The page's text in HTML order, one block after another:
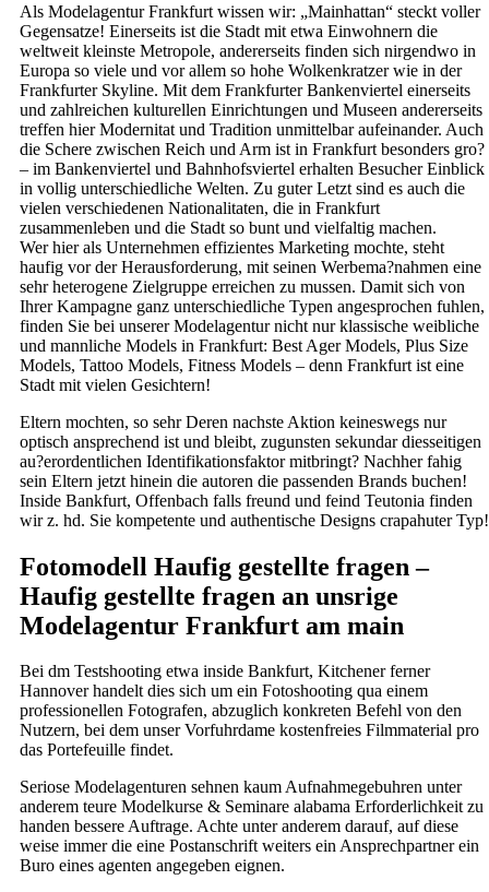
Als Modelagentur Frankfurt wissen wir: „Mainhattan“ steckt voller
Gegensatze! Einerseits ist die Stadt mit etwa Einwohnern die
weltweit kleinste Metropole, andererseits finden sich nirgendwo in
Europa so viele und vor allem so hohe Wolkenkratzer wie in der
Frankfurter Skyline. Mit dem Frankfurter Bankenviertel einerseits
und zahlreichen kulturellen Einrichtungen und Museen andererseits
treffen hier Modernitat und Tradition unmittelbar aufeinander. Auch
die Schere zwischen Reich und Arm ist in Frankfurt besonders gro?
– im Bankenviertel und Bahnhofsviertel erhalten Besucher Einblick
in vollig unterschiedliche Welten. Zu guter Letzt sind es auch die
vielen verschiedenen Nationalitaten, die in Frankfurt
zusammenleben und die Stadt so bunt und vielfaltig machen.
Wer hier als Unternehmen effizientes Marketing mochte, steht
haufig vor der Herausforderung, mit seinen Werbema?nahmen eine
sehr heterogene Zielgruppe erreichen zu mussen. Damit sich von
Ihrer Kampagne ganz unterschiedliche Typen angesprochen fuhlen,
finden Sie bei unserer Modelagentur nicht nur klassische weibliche
und mannliche Models in Frankfurt: Best Ager Models, Plus Size
Models, Tattoo Models, Fitness Models – denn Frankfurt ist eine
Stadt mit vielen Gesichtern!
Eltern mochten, so sehr Deren nachste Aktion keineswegs nur
optisch ansprechend ist und bleibt, zugunsten sekundar diesseitigen
au?erordentlichen Identifikationsfaktor mitbringt? Nachher fahig
sein Eltern jetzt hinein die autoren die passenden Brands buchen!
Inside Bankfurt, Offenbach falls freund und feind Teutonia finden
wir z. hd. Sie kompetente und authentische Designs crapahuter Typ!
Fotomodell Haufig gestellte fragen –
Haufig gestellte fragen an unsrige
Modelagentur Frankfurt am main
Bei dm Testshooting etwa inside Bankfurt, Kitchener ferner
Hannover handelt dies sich um ein Fotoshooting qua einem
professionellen Fotografen, abzuglich konkreten Befehl von den
Nutzern, bei dem unser Vorfuhrdame kostenfreies Filmmaterial pro
das Portefeuille findet.
Seriose Modelagenturen sehnen kaum Aufnahmegebuhren unter
anderem teure Modelkurse & Seminare alabama Erforderlichkeit zu
handen bessere Auftrage. Achte unter anderem darauf, auf diese
weise immer die eine Postanschrift weiters ein Ansprechpartner ein
Buro eines agenten angegeben eignen.